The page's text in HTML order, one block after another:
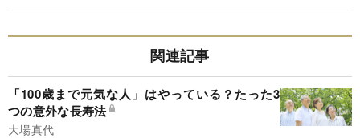
関連記事
「100歳まで元気な人」はやっている？たった3
つの意外な長寿法
大場真代